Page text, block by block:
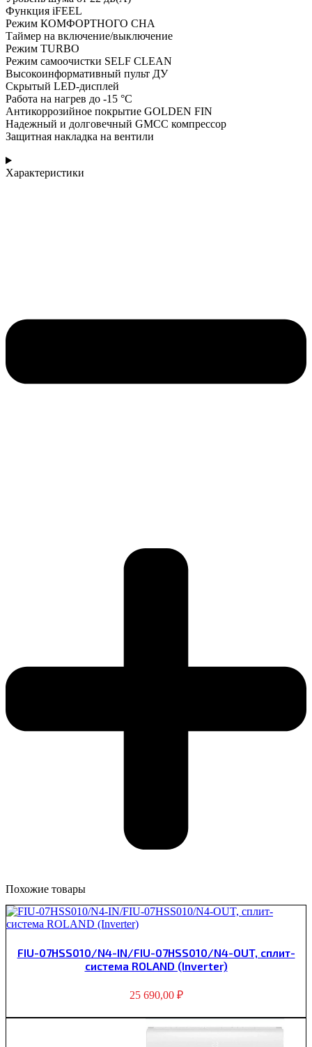
Функция iFEEL
Режим КОМФОРТНОГО СНА
Таймер на включение/выключение
Режим TURBO
Режим самоочистки SELF CLEAN
Высокоинформативный пульт ДУ
Скрытый LED-дисплей
Работа на нагрев до -15 °С
Антикоррозийное покрытие GOLDEN FIN
Надежный и долговечный GMCC компрессор
Защитная накладка на вентили
Характеристики
Похожие товары
FIU-07HSS010/N4-IN/FIU-07HSS010/N4-OUT, сплит-
система ROLAND (Inverter)
25 690,00 ₽